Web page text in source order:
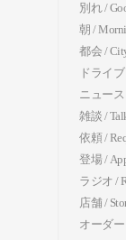
別れ /
朝 /
都会 /
ドライ
ニュース
雑談 /
依頼 /
登場 /
ラジオ /
店舗 /
オーダー